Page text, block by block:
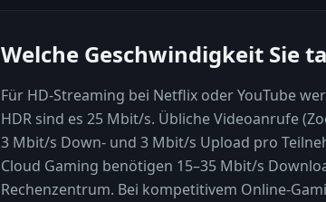
Welche Geschwindigkeit Sie
Für HD-Streaming bei Netflix oder YouTube
HDR sind es 25 Mbit/s. Übliche Videoanrufe
3 Mbit/s Down- und 3 Mbit/s Upload pro
Cloud Gaming benötigen 15–35 Mbit/s
Rechenzentrum. Bei kompetitivem Online-